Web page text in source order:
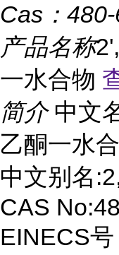
Cas：
产品名称
一水合物
简介 中文
乙酮一水
中文别名
CAS
EINECS